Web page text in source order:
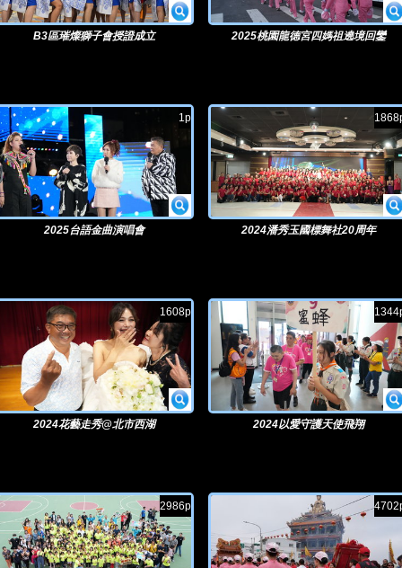
B3區璀燦獅子會授證成立 2025桃園龍德宮四媽祖遶境回鑾
1p
2025台語金曲演唱會 2024潘秀玉國標舞社20周年
1608p
2024花藝走秀@北市西湖 2024以愛守護天使飛翔
2986p